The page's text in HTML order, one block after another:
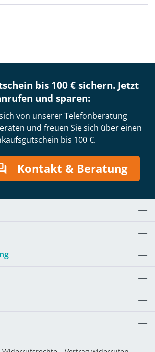
bis 100 € sichern. Jetzt
und sparen:
von unserer Telefonberatung
und freuen Sie sich über einen
bis 100 €.
Kontakt & Beratung